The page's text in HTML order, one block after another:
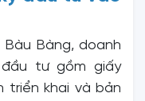
Bàng, doanh
tư gồm giấy
triển khai và bản